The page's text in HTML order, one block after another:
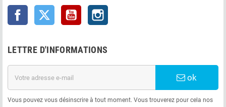
Facebook Twitter YouTube
LETTRE D'INFORMATIONS
ok
Vous pouvez vous désinscrire à tout moment. Vous trouverez pour cela nos